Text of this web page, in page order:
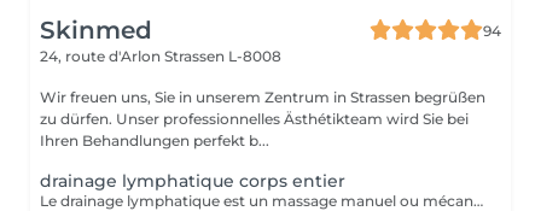
Skinmed
94
24, route d'Arlon Strassen L-8008
Wir freuen uns, Sie in unserem Zentrum in Strassen begrüßen
zu dürfen. Unser professionnelles Ästhétikteam wird Sie bei
Ihren Behandlungen perfekt b...
drainage lymphatique corps entier
Le drainage lymphatique est un massage manuel ou mécanique qui suit le trajet du système lymphatique afin de décongestionner les tissus, éliminer les toxines, et renforcer le système immunitaire. Il est souvent utilisé pour lutter contre la rétention d'eau, les jambes lourdes, les dèmes, ou pour favoriser la récupération post-opératoire ou post-traumatique. Contre-indications : - Infections aiguës - Thrombose / phlébite - Insuffisance cardiaque non compensée - cancer / Tumeurs malignes (sans avis médical) - Fièvre - règles hémorragiques / premiers 5 jours de règles - surcharge rénale - pathologies liées à l'appareil reproducteur - maladies de la peau - les ecchymoses - dysfonctionnement du système immunitaire